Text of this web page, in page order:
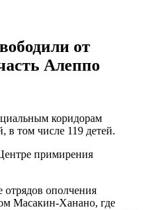
от
Алеппо
коридорам
том числе 119 детей.
примирения
ополчения
Масакин-Ханано, где